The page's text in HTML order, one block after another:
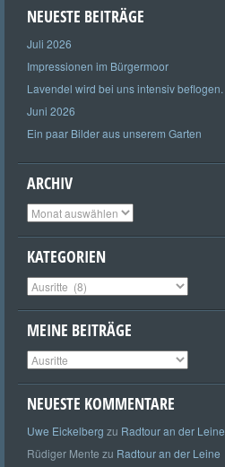
NEUESTE BEITRÄGE
Juli 2026
Impressionen im Bürgermoor
Lavendel wird bei uns intensiv beflogen.
Juni 2026
Ein paar Bilder aus unserem Garten
ARCHIV
Archiv
KATEGORIEN
Kategorien
MEINE BEITRÄGE
Meine
Beiträge
NEUESTE KOMMENTARE
Uwe Eickelberg zu Radtour an der Leine
Rüdiger Mente zu Radtour an der Leine